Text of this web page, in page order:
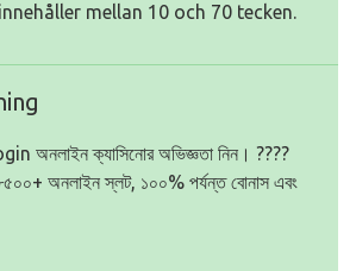
mellan 10 och 70 tecken.
অনলাইন ক্যাসিনোর অভিজ্ঞতা নিন। ????
অনলাইন স্লট, ১০০% পর্যন্ত বোনাস এবং